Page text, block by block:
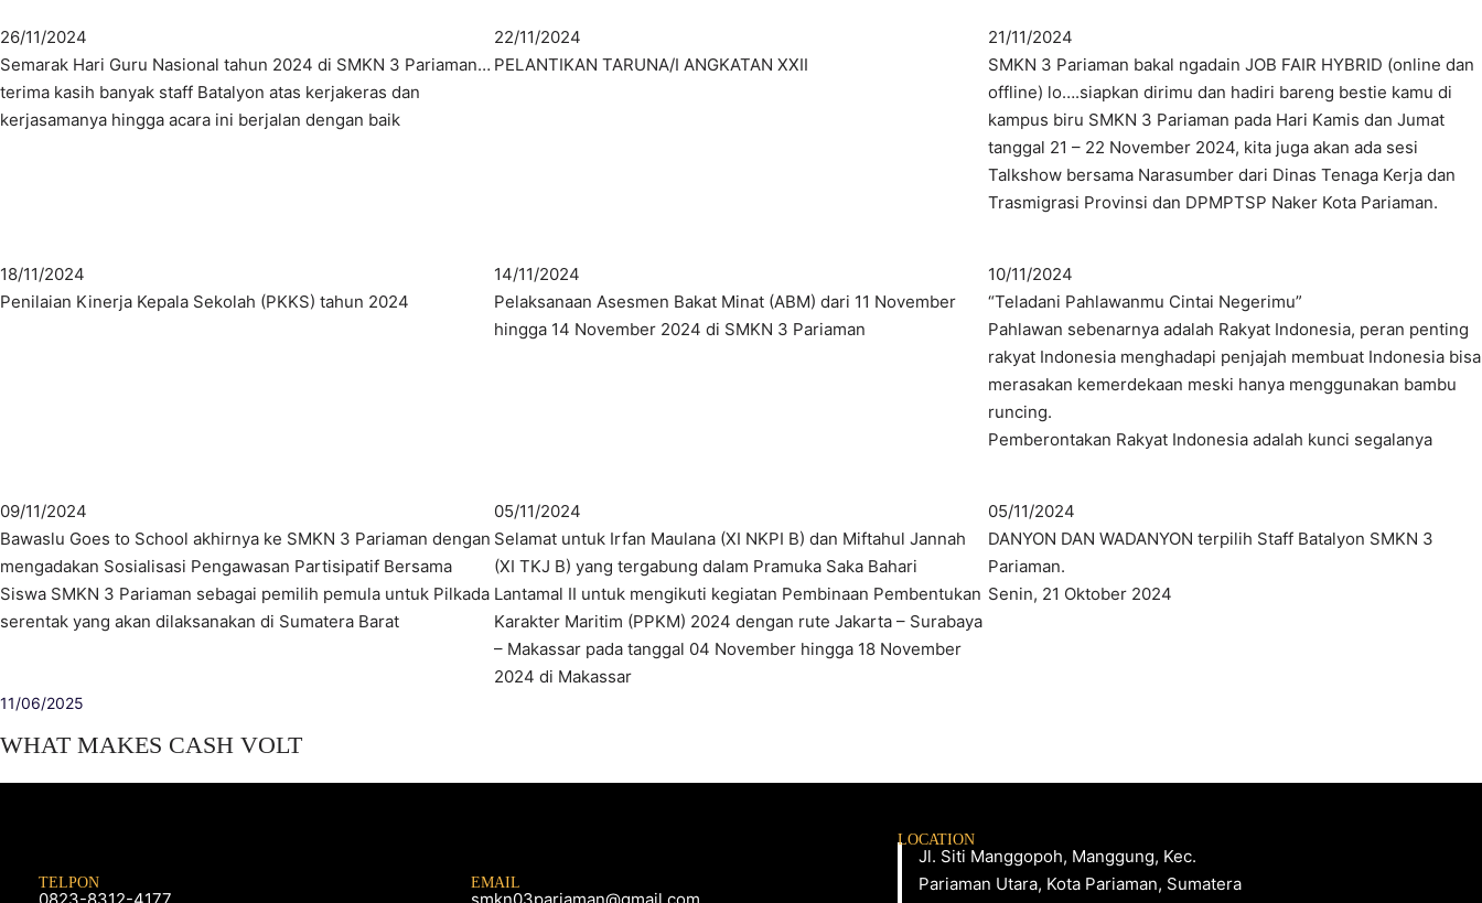
26/11/2024
Semarak Hari Guru Nasional tahun 2024 di SMKN 3 Pariaman…
terima kasih banyak staff Batalyon atas kerjakeras dan
kerjasamanya hingga acara ini berjalan dengan baik
22/11/2024
PELANTIKAN TARUNA/I ANGKATAN XXII
21/11/2024
SMKN 3 Pariaman bakal ngadain JOB FAIR HYBRID (online dan
offline) lo….siapkan dirimu dan hadiri bareng bestie kamu di
kampus biru SMKN 3 Pariaman pada Hari Kamis dan Jumat
tanggal 21 – 22 November 2024, kita juga akan ada sesi
Talkshow bersama Narasumber dari Dinas Tenaga Kerja dan
Trasmigrasi Provinsi dan DPMPTSP Naker Kota Pariaman.
18/11/2024
Penilaian Kinerja Kepala Sekolah (PKKS) tahun 2024
14/11/2024
Pelaksanaan Asesmen Bakat Minat (ABM) dari 11 November
hingga 14 November 2024 di SMKN 3 Pariaman
10/11/2024
“Teladani Pahlawanmu Cintai Negerimu”
Pahlawan sebenarnya adalah Rakyat Indonesia, peran penting
rakyat Indonesia menghadapi penjajah membuat Indonesia bisa
merasakan kemerdekaan meski hanya menggunakan bambu
runcing.
Pemberontakan Rakyat Indonesia adalah kunci segalanya
09/11/2024
Bawaslu Goes to School akhirnya ke SMKN 3 Pariaman dengan
mengadakan Sosialisasi Pengawasan Partisipatif Bersama
Siswa SMKN 3 Pariaman sebagai pemilih pemula untuk Pilkada
serentak yang akan dilaksanakan di Sumatera Barat
05/11/2024
Selamat untuk Irfan Maulana (XI NKPI B) dan Miftahul Jannah
(XI TKJ B) yang tergabung dalam Pramuka Saka Bahari
Lantamal II untuk mengikuti kegiatan Pembinaan Pembentukan
Karakter Maritim (PPKM) 2024 dengan rute Jakarta – Surabaya
– Makassar pada tanggal 04 November hingga 18 November
2024 di Makassar
05/11/2024
DANYON DAN WADANYON terpilih Staff Batalyon SMKN 3
Pariaman.
Senin, 21 Oktober 2024
11/06/2025
WHAT MAKES CASH VOLT
TELPON
0823-8312-4177
EMAIL
smkn03pariaman@gmail.com
LOCATION
Jl. Siti Manggopoh, Manggung, Kec.
Pariaman Utara, Kota Pariaman, Sumatera